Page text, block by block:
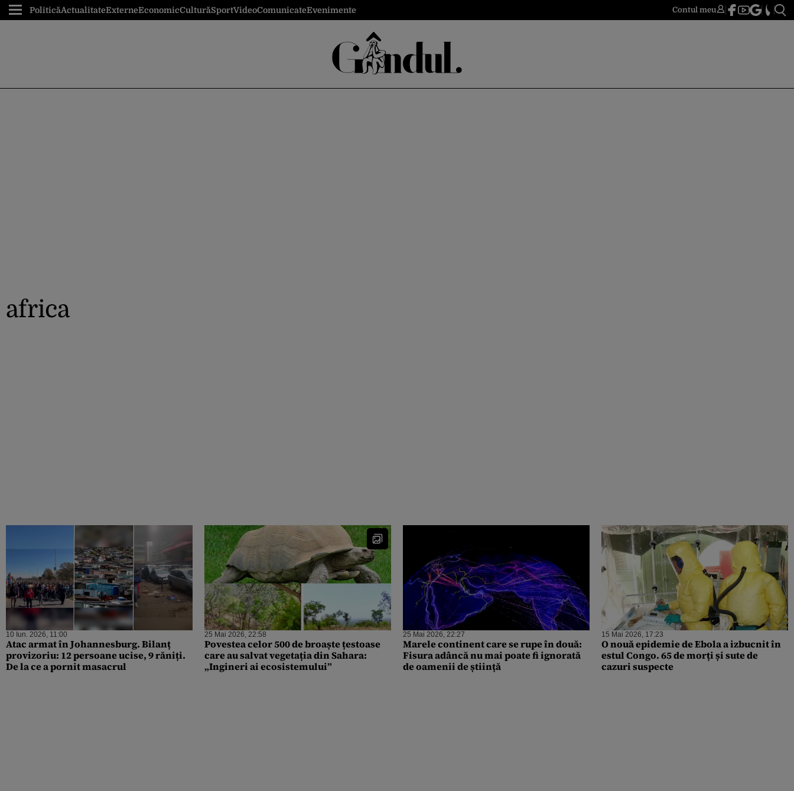
PoliticăActualitateExterneEconomicCulturăSportVideoComunicateEvenimente Contul meu
africa
10 Iun. 2026, 11:00
Atac armat în Johannesburg. Bilanț
provizoriu: 12 persoane ucise, 9 răniți.
De la ce a pornit masacrul
25 Mai 2026, 22:58
Povestea celor 500 de broaște țestoase
care au salvat vegetația din Sahara:
„Ingineri ai ecosistemului”
25 Mai 2026, 22:27
Marele continent care se rupe în două:
Fisura adâncă nu mai poate fi ignorată
de oamenii de știință
15 Mai 2026, 17:23
O nouă epidemie de Ebola a izbucnit în
estul Congo. 65 de morți și sute de
cazuri suspecte